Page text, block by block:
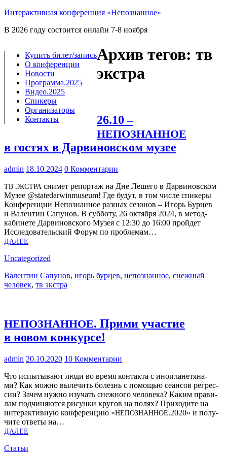
Интерактивная конференция «Непознанное»
В 2026 году состоится онлайн 7-8 ноября
Купить билет/​запись
О конференции
Новости
Программа.2025
Видео.2025
Спикеры
Организаторы
Контакты
Архив тегов: тв
экстра
26.10 –
НЕПОЗНАННОЕ
в гостях в Дарвиновском музее
admin 18.10.2024 0 Комментарии
ТВ ЭКС­Т­РА сни­мет репор­таж на Дне Леше­го в Дар­ви­нов­ском
Музее @statedarwinmuseum! Где будут, в том чис­ле спи­ке­ры
Кон­фе­рен­ции Непо­знан­ное раз­ных сезо­нов – Игорь Бур­цев
и Вален­тин Сапу­нов. В суб­бо­ту, 26 октяб­ря 2024, в метод-
каби­­не­­те Дар­ви­нов­ско­го Музея с 12:30 до 16:00 прой­дет
Иссле­до­ва­тель­ский Форум по про­бле­мам…
ДАЛЕЕ
Uncategorized
Валентин Сапунов, игорь бурцев, непознанное, снежный
человек, тв экстра
НЕПОЗНАННОЕ. Прими участие
в новом конкурсе!
admin 20.10.2020 10 Комментарии
Что испы­ты­ва­ют люди во вре­мя кон­так­та с ино­пла­не­тя­на­
ми? Как мож­но выле­чить болезнь с помо­щью сеан­сов регрес­
сии? Зачем нуж­но изу­чать снеж­но­го чело­ве­ка? Каким пра­ви­
лам под­чи­ня­ют­ся рисун­ки кру­гов на полях? При­хо­ди­те на
интер­ак­тив­ную кон­фе­рен­цию «НЕПОЗНАННОЕ.2020» и полу­
чи­те отве­ты на…
ДАЛЕЕ
Статьи